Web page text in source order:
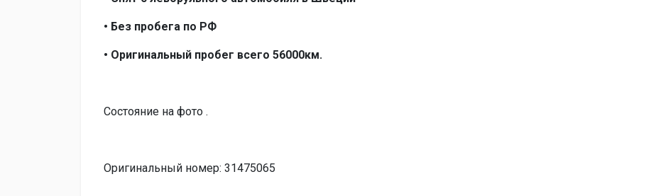
• Без пробега по РФ
• Оригинальный пробег всего 56000км.
Состояние на фото .
Оригинальный номер: 31475065